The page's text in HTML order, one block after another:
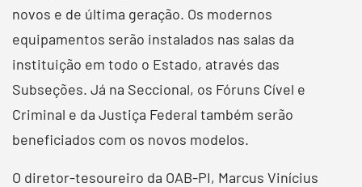
novos e de última geração. Os modernos
equipamentos serão instalados nas salas da
instituição em todo o Estado, através das
Subseções. Já na Seccional, os Fóruns Cível e
Criminal e da Justiça Federal também serão
beneficiados com os novos modelos.
O diretor-tesoureiro da OAB-PI, Marcus Vinícius